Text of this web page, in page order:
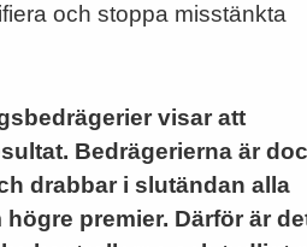
och stoppa misstänkta
visar att
Bedrägerierna är
drabbar i slutändan alla
premier. Därför är